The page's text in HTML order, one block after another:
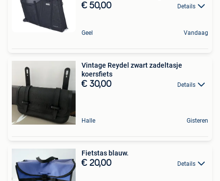
€ 50,00 Details
Geel Vandaag
Vintage Reydel zwart zadeltasje
koersfiets
€ 30,00 Details
Halle Gisteren
Fietstas blauw.
€ 20,00 Details